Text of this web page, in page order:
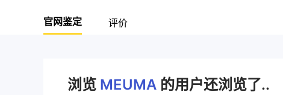
8
9
官网鉴定 评价
浏览 MEUMA 的用户还浏览了..